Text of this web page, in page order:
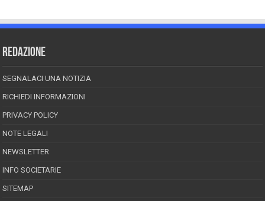
REDAZIONE
SEGNALACI UNA NOTIZIA
RICHIEDI INFORMAZIONI
PRIVACY POLICY
NOTE LEGALI
NEWSLETTER
INFO SOCIETARIE
SITEMAP